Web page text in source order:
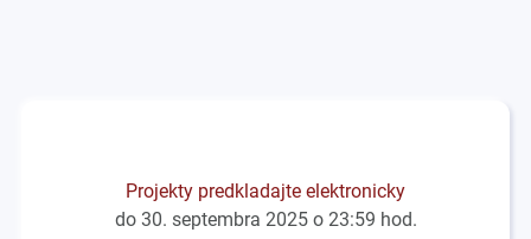
Projekty predkladajte elektronicky
do 30. septembra 2025 o 23:59 hod.